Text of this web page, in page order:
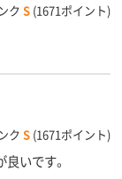
ク S (1671ポイント)
ク S (1671ポイント)
いです。